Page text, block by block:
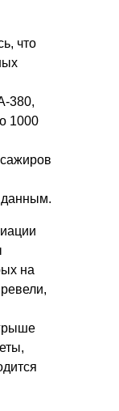
что
380,
1000
на